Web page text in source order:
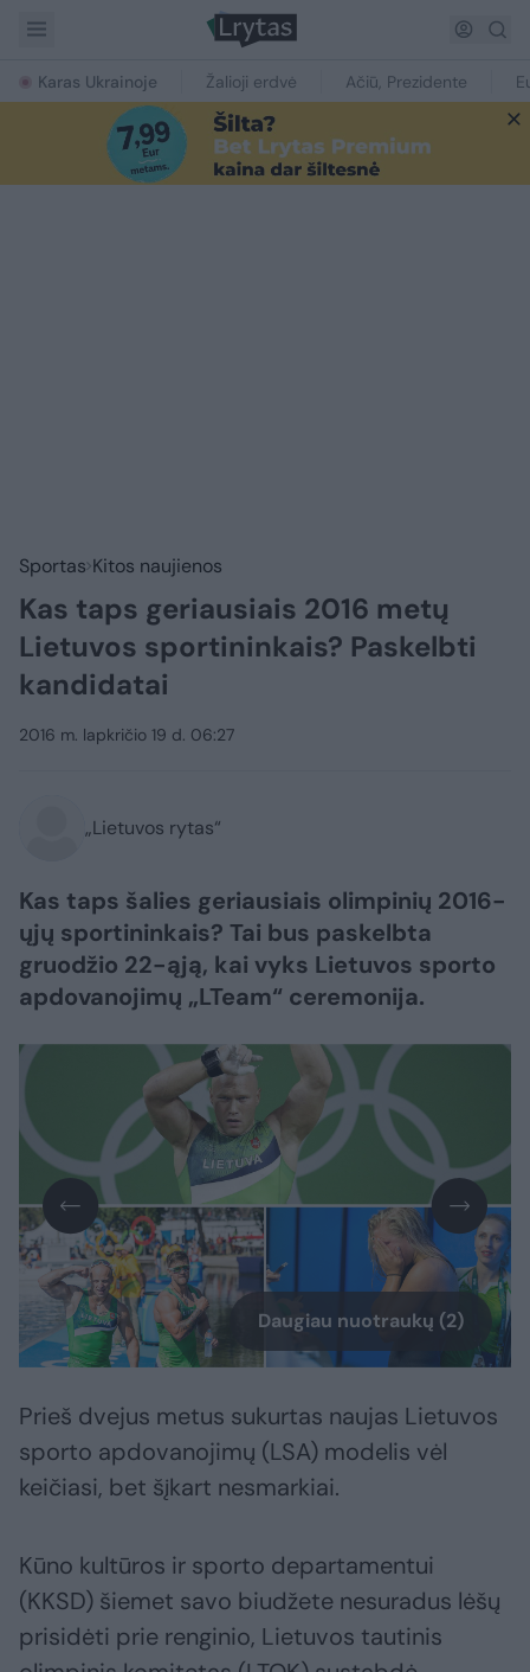
Karas Ukrainoje Žalioji erdvė Ačiū, Prezidente
Sportas Kitos naujienos
Kas taps geriausiais 2016 metų
Lietuvos sportininkais? Paskelbti
kandidatai
2016 m. lapkričio 19 d. 06:27
„Lietuvos rytas“
Kas taps šalies geriausiais olimpinių 2016-
ųjų sportininkais? Tai bus paskelbta
gruodžio 22-ąją, kai vyks Lietuvos sporto
apdovanojimų „LTeam“ ceremonija.
Daugiau nuotraukų (2)
Prieš dvejus metus sukurtas naujas Lietuvos
sporto apdovanojimų (LSA) modelis vėl
keičiasi, bet šįkart nesmarkiai.
Kūno kultūros ir sporto departamentui
(KKSD) šiemet savo biudžete nesuradus lėšų
prisidėti prie renginio, Lietuvos tautinis